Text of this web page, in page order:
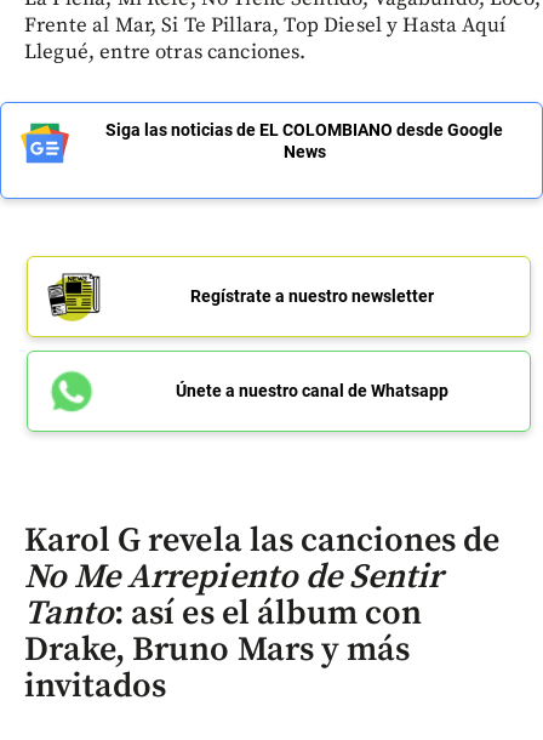
Frente al Mar, Si Te Pillara, Top Diesel y Hasta Aquí
Llegué, entre otras canciones.
Siga las noticias de EL COLOMBIANO desde Google
News
Regístrate a nuestro newsletter
Únete a nuestro canal de Whatsapp
Karol G revela las canciones de
No Me Arrepiento de Sentir
Tanto: así es el álbum con
Drake, Bruno Mars y más
invitados